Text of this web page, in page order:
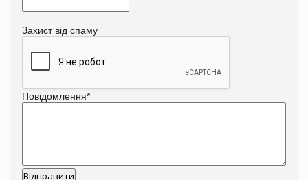
Захист від спаму
Повідомлення*